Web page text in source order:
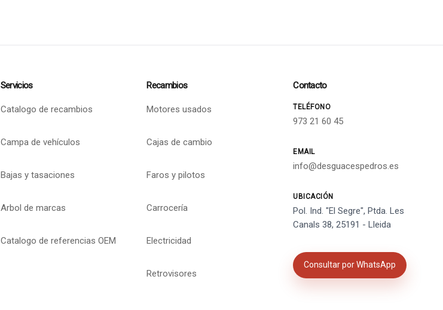
Servicios
Catalogo de recambios
Campa de vehículos
Bajas y tasaciones
Arbol de marcas
Catalogo de referencias OEM
Recambios
Motores usados
Cajas de cambio
Faros y pilotos
Carrocería
Electricidad
Retrovisores
Contacto
TELÉFONO
973 21 60 45
EMAIL
info@desguacespedros.es
UBICACIÓN
Pol. Ind. "El Segre", Ptda. Les
Canals 38, 25191 - Lleida
Consultar por WhatsApp